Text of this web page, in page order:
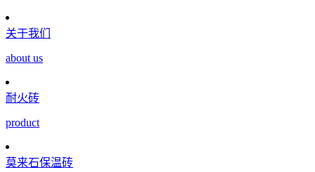
关于我们
about us
耐火砖
product
莫来石保温砖